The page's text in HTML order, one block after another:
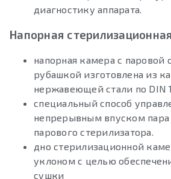
диагностику аппарата.
Напорная
напорная камера с
рубашкой изготовлена из
нержавеющей стали по DIN
cпециальный способ
непрерывным впуском
парового стерилизатора.
дно стерилизационной
уклоном с целью
сушки